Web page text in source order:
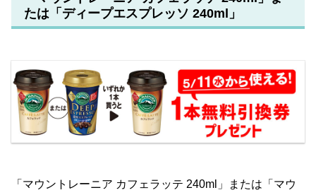
たは「ディープエスプレッソ 240ml」
「マウントレーニア カフェラッテ 240ml」または「マウ